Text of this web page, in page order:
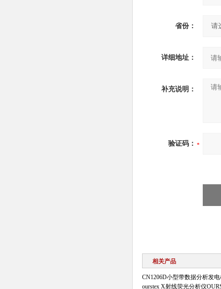
省份：
详细地址：
补充说明：
验证码：
相关产品
CN1206D小型带数据分析发
ourstex X射线荧光分析仪